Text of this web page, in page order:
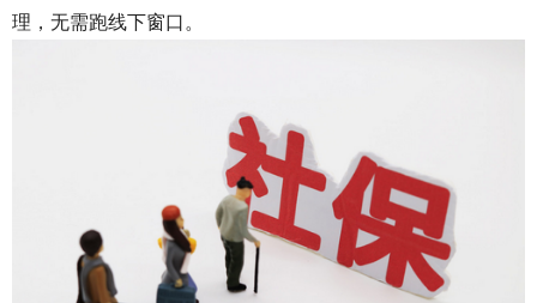
理，无需跑线下窗口。